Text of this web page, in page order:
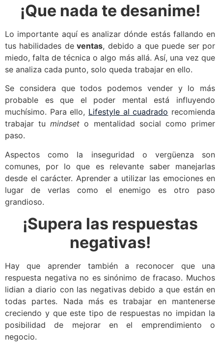
¡Que nada te desanime!
Lo importante aquí es analizar dónde estás fallando en
tus habilidades deventas, debido a que puede ser por
miedo, falta de técnica o algo más allá. Así, una vez que
se analiza cada punto, solo queda trabajar en ello.
Se considera que todos podemos vender y lo más
probable es que el poder mental está influyendo
muchísimo. Para ello, Lifestyle al cuadrado recomienda
trabajar tumindset o mentalidad social como primer
paso.
Aspectos como la inseguridad o vergüenza son
comunes, por lo que es relevante saber manejarlas
desde el carácter. Aprender a utilizar las emociones en
lugar de verlas como el enemigo es otro paso
grandioso.
¡Supera las respuestas
negativas!
Hay que aprender también a reconocer que una
respuesta negativa no es sinónimo de fracaso. Muchos
lidian a diario con las negativas debido a que están en
todas partes. Nada más es trabajar en mantenerse
creciendo y que este tipo de respuestas no impidan la
posibilidad de mejorar en el emprendimiento o
negocio.